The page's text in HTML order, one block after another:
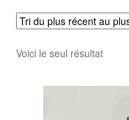
Voici le seul résultat